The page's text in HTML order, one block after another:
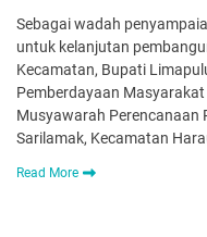
Sebagai wadah
untuk kelanjutan
Kecamatan, Bupati
Pemberdayaan
Musyawarah Perencanaan
Sarilamak, Kecamatan
Read More